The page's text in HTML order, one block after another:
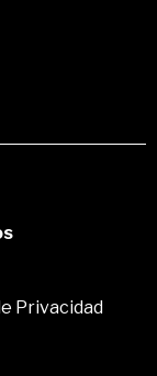
Privacidad